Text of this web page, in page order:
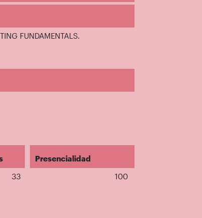
FUNDAMENTALS.
Presencialidad
33 100